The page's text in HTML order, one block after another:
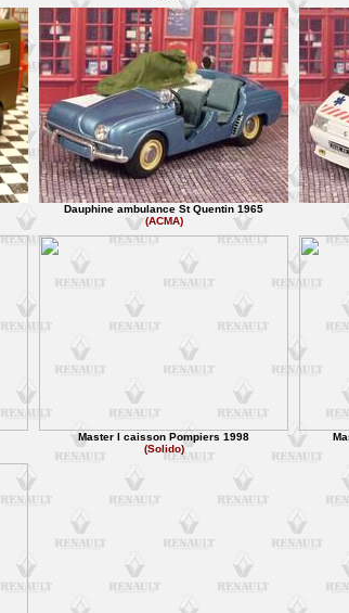
Dauphine ambulance St Quentin 1965
(ACMA)
Master I caisson Pompiers 1998
(Solido)